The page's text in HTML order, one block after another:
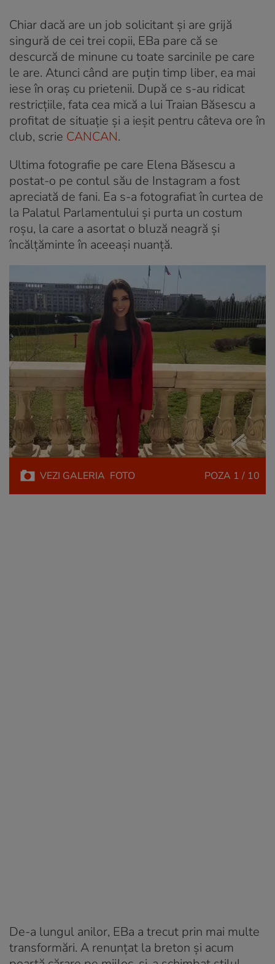
Chiar dacă are un job solicitant și are grijă
singură de cei trei copii, EBa pare că se
descurcă de minune cu toate sarcinile pe care
le are. Atunci când are puțin timp liber, ea mai
iese în oraș cu prietenii. După ce s-au ridicat
restricțiile, fata cea mică a lui Traian Băsescu a
profitat de situație și a ieșit pentru câteva ore în
club, scrie CANCAN.
Ultima fotografie pe care Elena Băsescu a
postat-o pe contul său de Instagram a fost
apreciată de fani. Ea s-a fotografiat în curtea de
la Palatul Parlamentului și purta un costum
roșu, la care a asortat o bluză neagră și
încălțăminte în aceeași nuanță.
VEZI GALERIA FOTO POZA 1 / 10
De-a lungul anilor, EBa a trecut prin mai multe
transformări. A renunțat la breton și acum